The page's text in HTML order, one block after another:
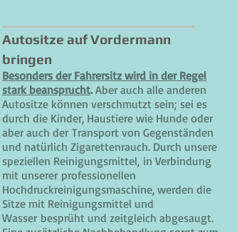
Autositze auf Vordermann
bringen
Besonders der Fahrersitz wird in der Regel
stark beansprucht.Aber auch alle anderen
Autositze können verschmutzt sein; sei es
durch die Kinder, Haustiere wie Hunde oder
aber auch der Transport von Gegenständen
und natürlich Zigarettenrauch. Durch unsere
speziellen Reinigungsmittel, in Verbindung
mit unserer professionellen
Hochdruckreinigungsmaschine, werden die
Sitze mit Reinigungsmittel und
Wasser besprüht und zeitgleich abgesaugt.